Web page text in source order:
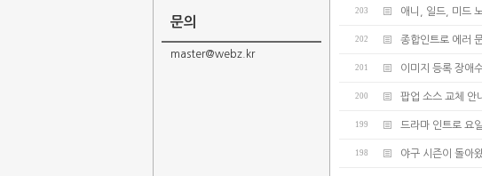
문의
master@webz.kr
203 애니, 일드, 미드
202 종합인트로 에러
201 이미지 등록 장애
200 팝업 소스 교체 안
199 드라마 인트로 요
198 야구 시즌이 돌아